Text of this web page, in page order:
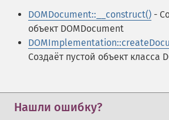
DOMDocument::__construct() -
объект DOMDocument
Создаёт пустой объект класса
Нашли ошибку?